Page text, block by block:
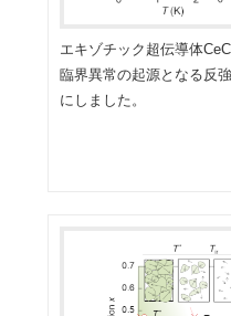
エキゾチック超伝導体
臨界異常の起源となる反
にしました。